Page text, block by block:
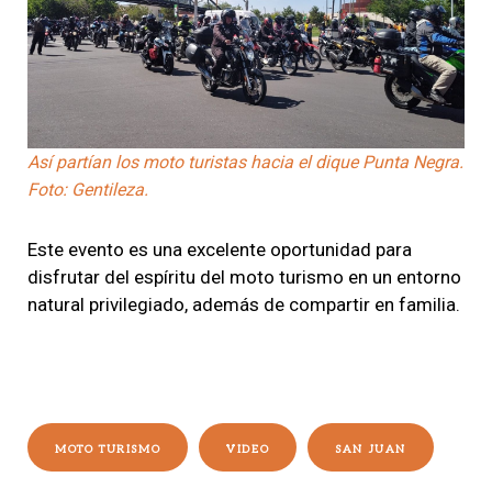
Así partían los moto turistas hacia el dique Punta Negra.
Foto: Gentileza.
Este evento es una excelente oportunidad para
disfrutar del espíritu del moto turismo en un entorno
natural privilegiado, además de compartir en familia.
MOTO TURISMO VIDEO SAN JUAN